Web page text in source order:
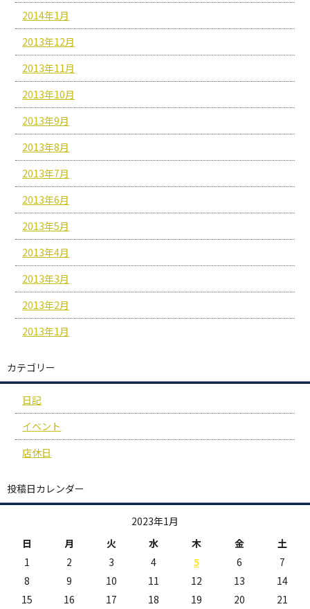
2014年1月
2013年12月
2013年11月
2013年10月
2013年9月
2013年8月
2013年7月
2013年6月
2013年5月
2013年4月
2013年3月
2013年2月
2013年1月
カテゴリー
日記
イベント
店休日
投稿日カレンダー
2023年1月
日
月 火 水 木 金
土
1
2 3 4 5 6
7
8
9 10 11 12 13
14
15
16 17 18 19 20 21